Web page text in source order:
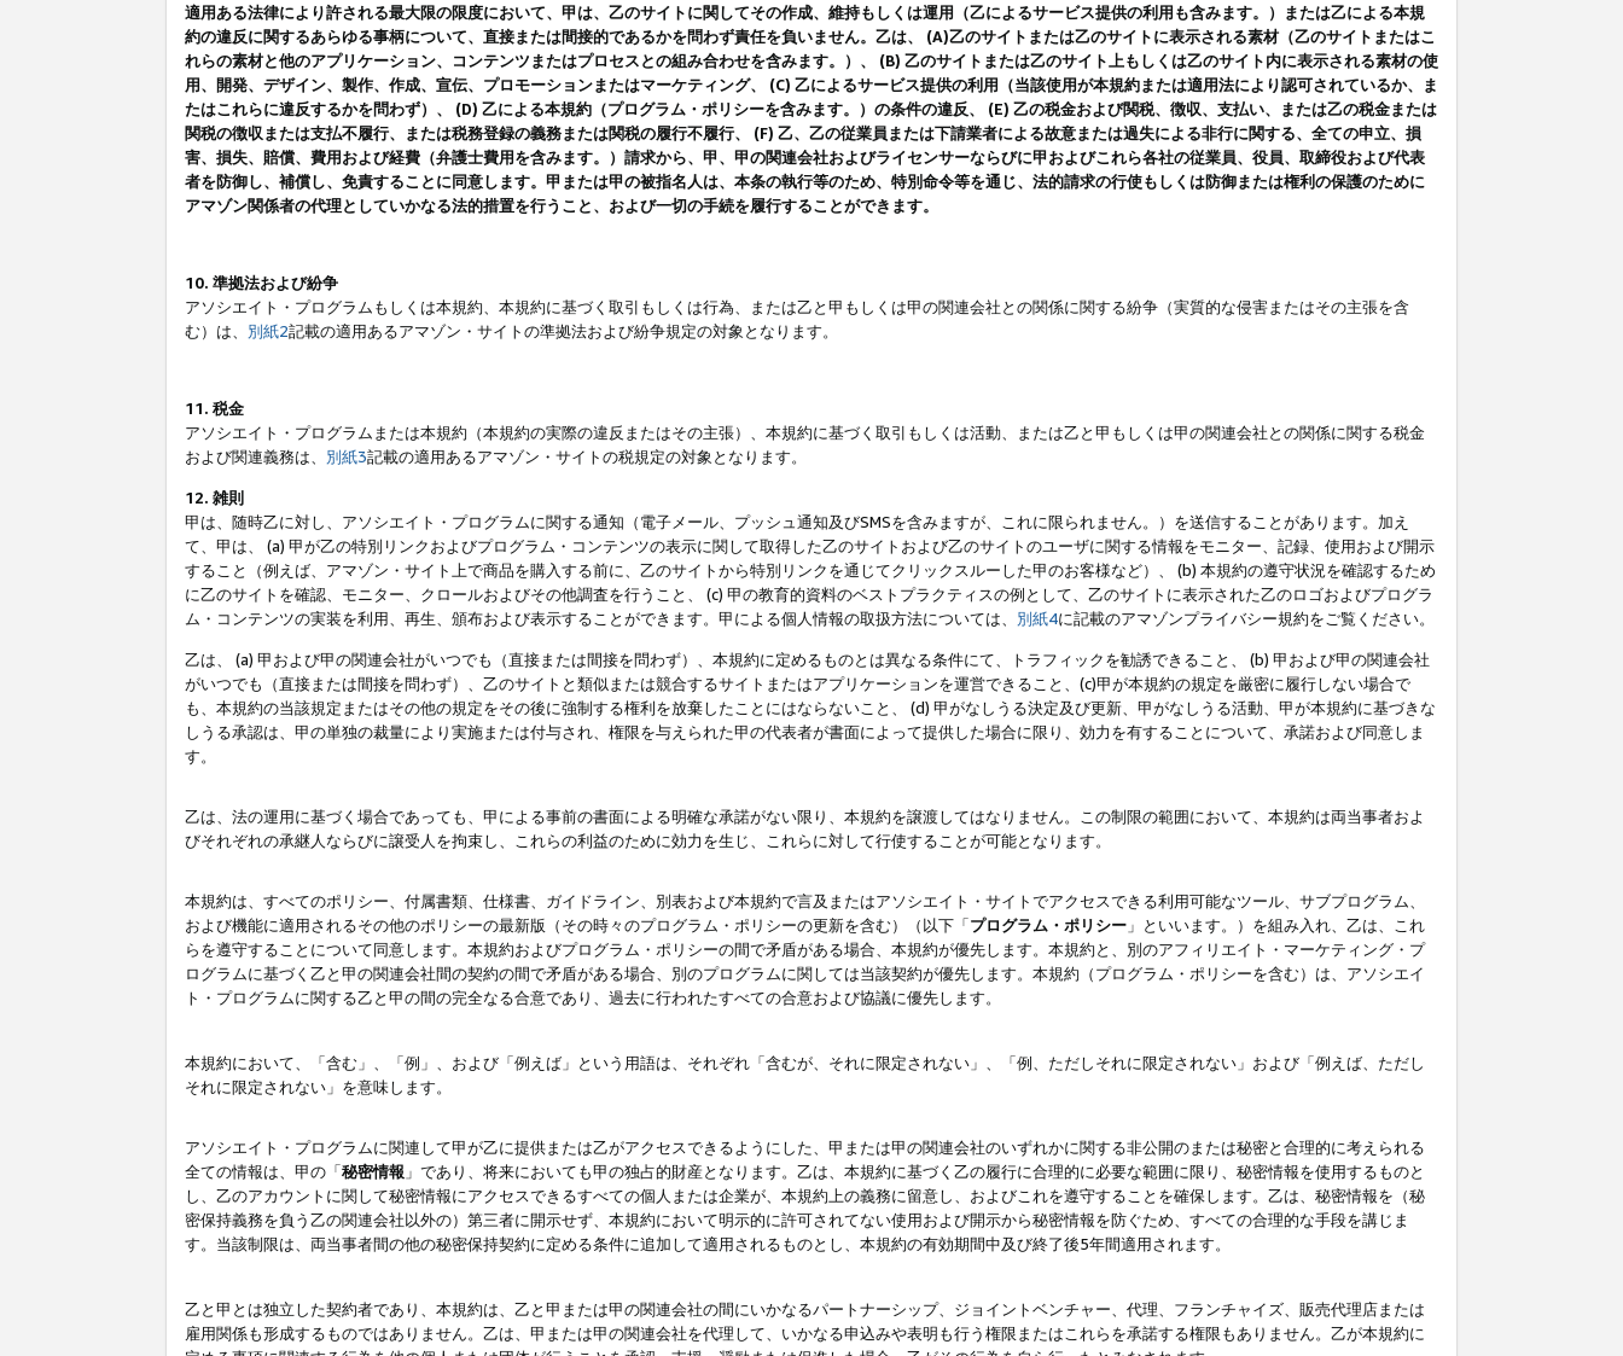
適用ある法律により許される最大限の限度において、甲は、乙のサイトに関してその作成、維持もしくは運用（乙によるサービス提供の利用も含みます。）または乙による本規
約の違反に関するあらゆる事柄について、直接または間接的であるかを問わず責任を負いません。乙は、 (A)乙のサイトまたは乙のサイトに表示される素材（乙のサイトまたはこ
れらの素材と他のアプリケーション、コンテンツまたはプロセスとの組み合わせを含みます。）、 (B) 乙のサイトまたは乙のサイト上もしくは乙のサイト内に表示される素材の使
用、開発、デザイン、製作、作成、宣伝、プロモーションまたはマーケティング、 (C) 乙によるサービス提供の利用（当該使用が本規約または適用法により認可されているか、ま
たはこれらに違反するかを問わず）、 (D) 乙による本規約（プログラム・ポリシーを含みます。）の条件の違反、 (E) 乙の税金および関税、徴収、支払い、または乙の税金または
関税の徴収または支払不履行、または税務登録の義務または関税の履行不履行、 (F) 乙、乙の従業員または下請業者による故意または過失による非行に関する、全ての申立、損
害、損失、賠償、費用および経費（弁護士費用を含みます。）請求から、甲、甲の関連会社およびライセンサーならびに甲およびこれら各社の従業員、役員、取締役および代表
者を防御し、補償し、免責することに同意します。甲または甲の被指名人は、本条の執行等のため、特別命令等を通じ、法的請求の行使もしくは防御または権利の保護のために
アマゾン関係者の代理としていかなる法的措置を行うこと、および一切の手続を履行することができます。
10. 準拠法および紛争
アソシエイト・プログラムもしくは本規約、本規約に基づく取引もしくは行為、または乙と甲もしくは甲の関連会社との関係に関する紛争（実質的な侵害またはその主張を含
む）は、 別紙2記載の適用あるアマゾン・サイトの準拠法および紛争規定の対象となります。
11. 税金
アソシエイト・プログラムまたは本規約（本規約の実際の違反またはその主張）、本規約に基づく取引もしくは活動、または乙と甲もしくは甲の関連会社との関係に関する税金
および関連義務は、 別紙3記載の適用あるアマゾン・サイトの税規定の対象となります。
12. 雑則
甲は、随時乙に対し、アソシエイト・プログラムに関する通知（電子メール、プッシュ通知及びSMSを含みますが、これに限られません。）を送信することがあります。加え
て、甲は、 (a) 甲が乙の特別リンクおよびプログラム・コンテンツの表示に関して取得した乙のサイトおよび乙のサイトのユーザに関する情報をモニター、記録、使用および開示
すること（例えば、アマゾン・サイト上で商品を購入する前に、乙のサイトから特別リンクを通じてクリックスルーした甲のお客様など）、 (b) 本規約の遵守状況を確認するため
に乙のサイトを確認、モニター、クロールおよびその他調査を行うこと、 (c) 甲の教育的資料のベストプラクティスの例として、乙のサイトに表示された乙のロゴおよびプログラ
ム・コンテンツの実装を利用、再生、頒布および表示することができます。甲による個人情報の取扱方法については、 別紙4に記載のアマゾンプライバシー規約をご覧ください。
乙は、 (a) 甲および甲の関連会社がいつでも（直接または間接を問わず）、本規約に定めるものとは異なる条件にて、トラフィックを勧誘できること、 (b) 甲および甲の関連会社
がいつでも（直接または間接を問わず）、乙のサイトと類似または競合するサイトまたはアプリケーションを運営できること、(c)甲が本規約の規定を厳密に履行しない場合で
も、本規約の当該規定またはその他の規定をその後に強制する権利を放棄したことにはならないこと、 (d) 甲がなしうる決定及び更新、甲がなしうる活動、甲が本規約に基づきな
しうる承認は、甲の単独の裁量により実施または付与され、権限を与えられた甲の代表者が書面によって提供した場合に限り、効力を有することについて、承諾および同意しま
す。
乙は、法の運用に基づく場合であっても、甲による事前の書面による明確な承諾がない限り、本規約を譲渡してはなりません。この制限の範囲において、本規約は両当事者およ
びそれぞれの承継人ならびに譲受人を拘束し、これらの利益のために効力を生じ、これらに対して行使することが可能となります。
本規約は、すべてのポリシー、付属書類、仕様書、ガイドライン、別表および本規約で言及またはアソシエイト・サイトでアクセスできる利用可能なツール、サブプログラム、
および機能に適用されるその他のポリシーの最新版（その時々のプログラム・ポリシーの更新を含む）（以下「プログラム・ポリシー 」といいます。）を組み入れ、乙は、これ
らを遵守することについて同意します。本規約およびプログラム・ポリシーの間で矛盾がある場合、本規約が優先します。本規約と、別のアフィリエイト・マーケティング・プ
ログラムに基づく乙と甲の関連会社間の契約の間で矛盾がある場合、別のプログラムに関しては当該契約が優先します。本規約（プログラム・ポリシーを含む）は、アソシエイ
ト・プログラムに関する乙と甲の間の完全なる合意であり、過去に行われたすべての合意および協議に優先します。
本規約において、「含む」、「例」、および「例えば」という用語は、それぞれ「含むが、それに限定されない」、「例、ただしそれに限定されない」および「例えば、ただし
それに限定されない」を意味します。
アソシエイト・プログラムに関連して甲が乙に提供または乙がアクセスできるようにした、甲または甲の関連会社のいずれかに関する非公開のまたは秘密と合理的に考えられる
全ての情報は、甲の「秘密情報 」であり、将来においても甲の独占的財産となります。乙は、本規約に基づく乙の履行に合理的に必要な範囲に限り、秘密情報を使用するものと
し、乙のアカウントに関して秘密情報にアクセスできるすべての個人または企業が、本規約上の義務に留意し、およびこれを遵守することを確保します。乙は、秘密情報を（秘
密保持義務を負う乙の関連会社以外の）第三者に開示せず、本規約において明示的に許可されてない使用および開示から秘密情報を防ぐため、すべての合理的な手段を講じま
す。当該制限は、両当事者間の他の秘密保持契約に定める条件に追加して適用されるものとし、本規約の有効期間中及び終了後5年間適用されます。
乙と甲とは独立した契約者であり、本規約は、乙と甲または甲の関連会社の間にいかなるパートナーシップ、ジョイントベンチャー、代理、フランチャイズ、販売代理店または
雇用関係も形成するものではありません。乙は、甲または甲の関連会社を代理して、いかなる申込みや表明も行う権限またはこれらを承諾する権限もありません。乙が本規約に